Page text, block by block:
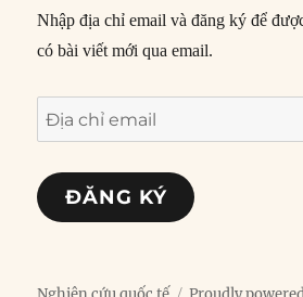
Nhập địa chỉ email và đăng ký để
có bài viết mới qua email.
Địa
chỉ
email
ĐĂNG KÝ